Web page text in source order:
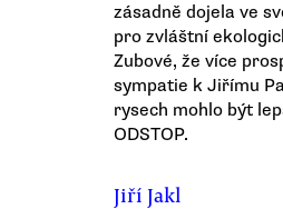
zásadně dojela ve
pro zvláštní
Zubové, že více
sympatie k Jiřímu
rysech mohlo být
ODSTOP.
Jiří Jakl